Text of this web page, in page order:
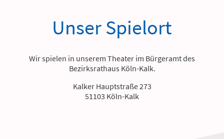
Unser Spielort
Wir spielen in unserem Theater im Bürgeramt des
Bezirksrathaus Köln-Kalk.
Kalker Hauptstraße 273
51103 Köln-Kalk